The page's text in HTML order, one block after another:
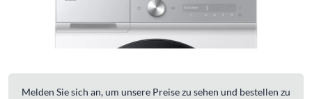
Melden Sie sich an, um unsere Preise zu sehen und bestellen zu